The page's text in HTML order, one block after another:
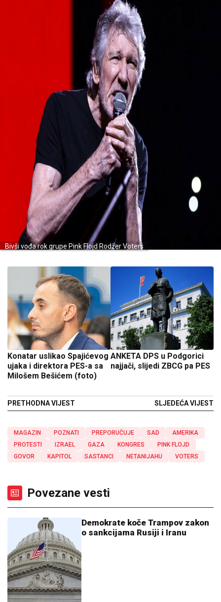
Bivši vođa rok grupe Pink Flojd Rodžer Voters
Konatar uslikao Spajićevog
ujaka i direktora PES-a sa
Milošem Bešićem (foto)
PRETHODNA VIJEST
ANKETA DPS u Podgorici
najjači, slijedi ZBCG pa PES
SLJEDEĆA VIJEST
MAGAZIN POZNATI PREPORUČUJE SAD
AMERIKA
PROTESTI
IZRAEL GAZA KONGRES
PINK FLOJD
GOVOR
KAPITOL SASTANCI NETANIJAHU VOTERS
Povezane vesti
Demokrate koče Trampov zakon
o sankcijama Rusiji i Iranu